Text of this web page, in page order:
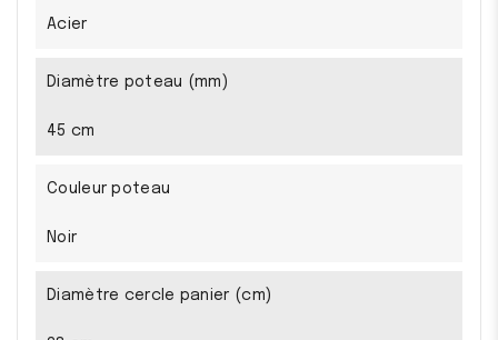
Acier
Diamètre poteau (mm)
45 cm
Couleur poteau
Noir
Diamètre cercle panier (cm)